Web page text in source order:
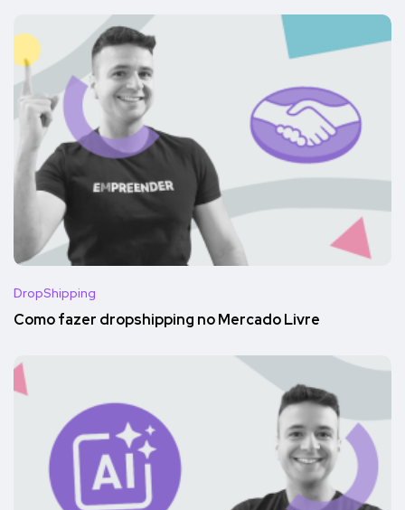
DropShipping
Como fazer dropshipping no Mercado Livre